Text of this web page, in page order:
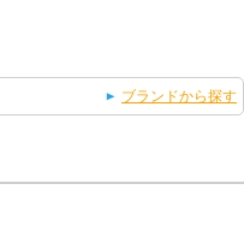
ブランドから探す